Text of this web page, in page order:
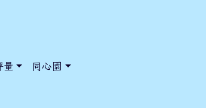
量 同心園